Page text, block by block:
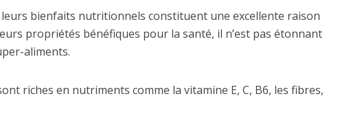
bienfaits nutritionnels constituent une excellente raison
propriétés bénéfiques pour la santé, il n’est pas étonnant
aliments.
riches en nutriments comme la vitamine E, C, B6, les fibres,